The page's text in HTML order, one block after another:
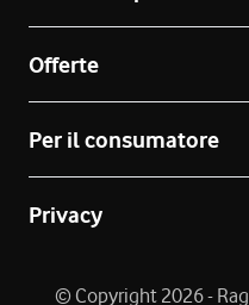
Offerte
Per il consumatore
Privacy
© Copyright 2026 -